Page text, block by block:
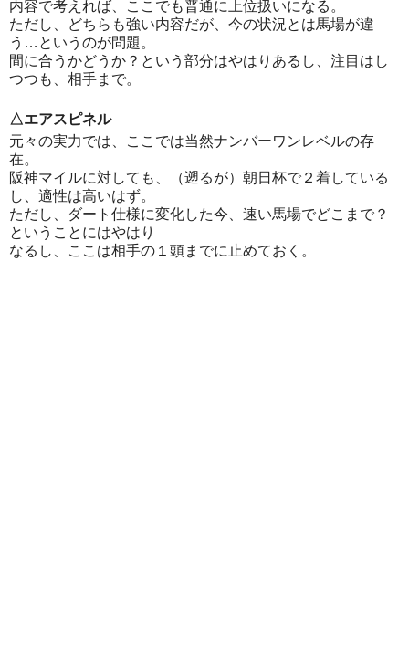
内容で考えれば、ここでも普通に上位扱いになる。
ただし、どちらも強い内容だが、今の状況とは馬場が違
う…というのが問題。
間に合うかどうか？という部分はやはりあるし、注目はし
つつも、相手まで。
△エアスピネル
元々の実力では、ここでは当然ナンバーワンレベルの存
在。
阪神マイルに対しても、（遡るが）朝日杯で２着している
し、適性は高いはず。
ただし、ダート仕様に変化した今、速い馬場でどこまで？
ということにはやはり
なるし、ここは相手の１頭までに止めておく。